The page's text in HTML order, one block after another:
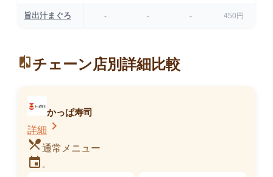
旨出汁まぐろ - - - 450円
compareチェーン店別詳細比較
かけうどん （平日限定販売）
158kcal
販売中
かっぱ寿司
詳細 chevron_right
restaurant_menu通常メニュー
event-